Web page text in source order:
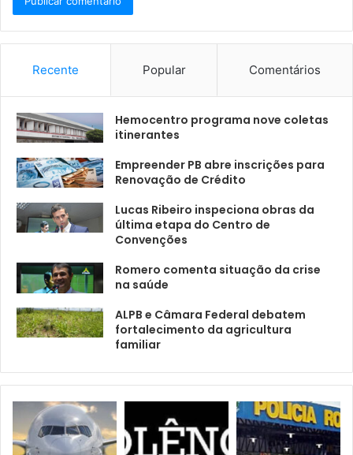
Recente Popular Comentários
Hemocentro programa nove coletas
itinerantes
Empreender PB abre inscrições para
Renovação de Crédito
Lucas Ribeiro inspeciona obras da
última etapa do Centro de
Convenções
Romero comenta situação da crise
na saúde
ALPB e Câmara Federal debatem
fortalecimento da agricultura
familiar